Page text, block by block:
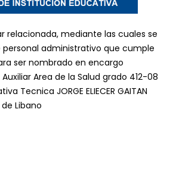
relacionada, mediante las cuales se
personal administrativo que cumple
ser nombrado en encargo
Area de la Salud grado 412-08
Tecnica JORGE ELIECER GAITAN
Libano